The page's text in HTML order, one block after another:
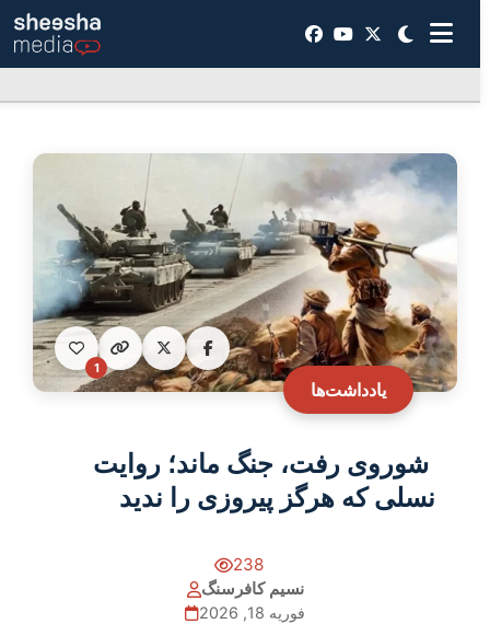
یادداشت‌ها
1
شوروی رفت، جنگ ماند؛ روایت
نسلی که هرگز پیروزی را ندید
238
نسیم کافرسنگ
فوریه 18, 2026